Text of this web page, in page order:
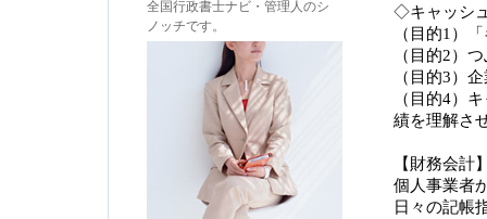
◇キャッシ
（目的1）
（目的2）
（目的3）
（目的4）
績を理解さ
【財務会計
個人事業者
日々の記帳
全国行政書士ナビ・管理人のシ
ノッチです。